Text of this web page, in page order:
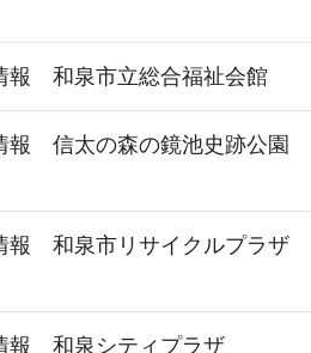
報 和泉市立総合福祉会館
報 信太の森の鏡池史跡公園
報 和泉市リサイクルプラザ
報 和泉シティプラザ